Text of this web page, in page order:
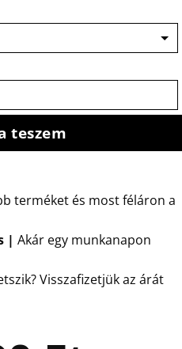
teszem
terméket és most féláron a
| Akár egy munkanapon
Visszafizetjük az árát